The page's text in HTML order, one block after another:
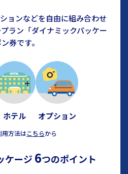
ョンなどを自由に組み合わせ
ラン「ダイナミックパッケー
券です。
ホテル オプション
用方法はこちらから
ケージ 6つのポイント